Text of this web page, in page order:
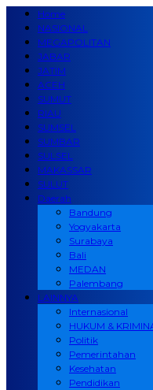
Home
NASIONAL
MEGAPOLITAN
JABAR
JATIM
ACEH
SUMUT
RIAU
SUMSEL
SUMBAR
SULSEL
MAKASSAR
SULUT
Daerah
Bandung
Yogyakarta
Surabaya
Bali
MEDAN
Palembang
LAINNYA
Internasional
HUKUM &
Politik
Pemerintahan
Kesehatan
Pendidikan